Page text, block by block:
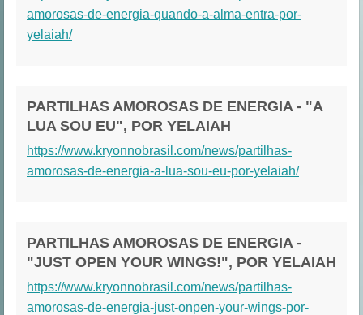
amorosas-de-energia-quando-a-alma-entra-por-
yelaiah/
PARTILHAS AMOROSAS DE ENERGIA - "A
LUA SOU EU", POR YELAIAH
https://www.kryonnobrasil.com/news/partilhas-
amorosas-de-energia-a-lua-sou-eu-por-yelaiah/
PARTILHAS AMOROSAS DE ENERGIA -
"JUST OPEN YOUR WINGS!", POR YELAIAH
https://www.kryonnobrasil.com/news/partilhas-
amorosas-de-energia-just-onpen-your-wings-por-